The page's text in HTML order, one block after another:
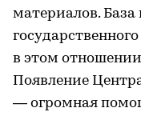
материалов.
в этом
Появление
— огромная